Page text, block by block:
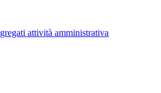
attività amministrativa